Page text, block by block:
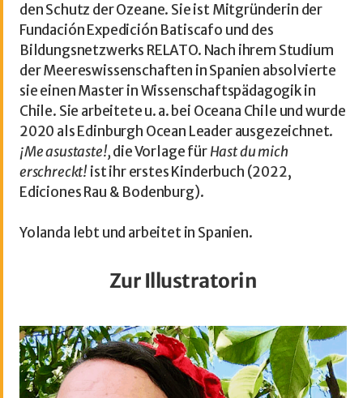
den Schutz der Ozeane. Sie ist Mitgründerin der
Fundación Expedición Batiscafo und des
Bildungsnetzwerks RELATO. Nach ihrem Studium
der Meereswissenschaften in Spanien absolvierte
sie einen Master in Wissenschaftspädagogik in
Chile. Sie arbeitete u. a. bei Oceana Chile und wurde
2020 als Edinburgh Ocean Leader ausgezeichnet.
¡Me asustaste!,die Vorlage fürHast du mich
erschreckt! ist ihr erstes Kinderbuch (2022,
Ediciones Rau & Bodenburg).
Yolanda lebt und arbeitet in Spanien.
Zur Illustratorin